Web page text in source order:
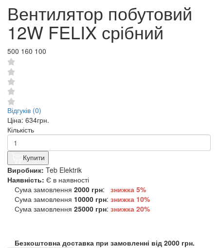
Вентилятор побутовий
12W FELIX срібний
500 160 100
Відгуків (0)
Ціна: 634грн.
Кількість
Купити
Виробник: Teb Elektrik
Наявність: Є в наявності
Сума замовлення 2000 грн:
знижка 5%
Сума замовлення 10000 грн: знижка 10%
Сума замовлення 25000 грн: знижка 20%
Безкоштовна доставка при замовленні від 2000 грн.